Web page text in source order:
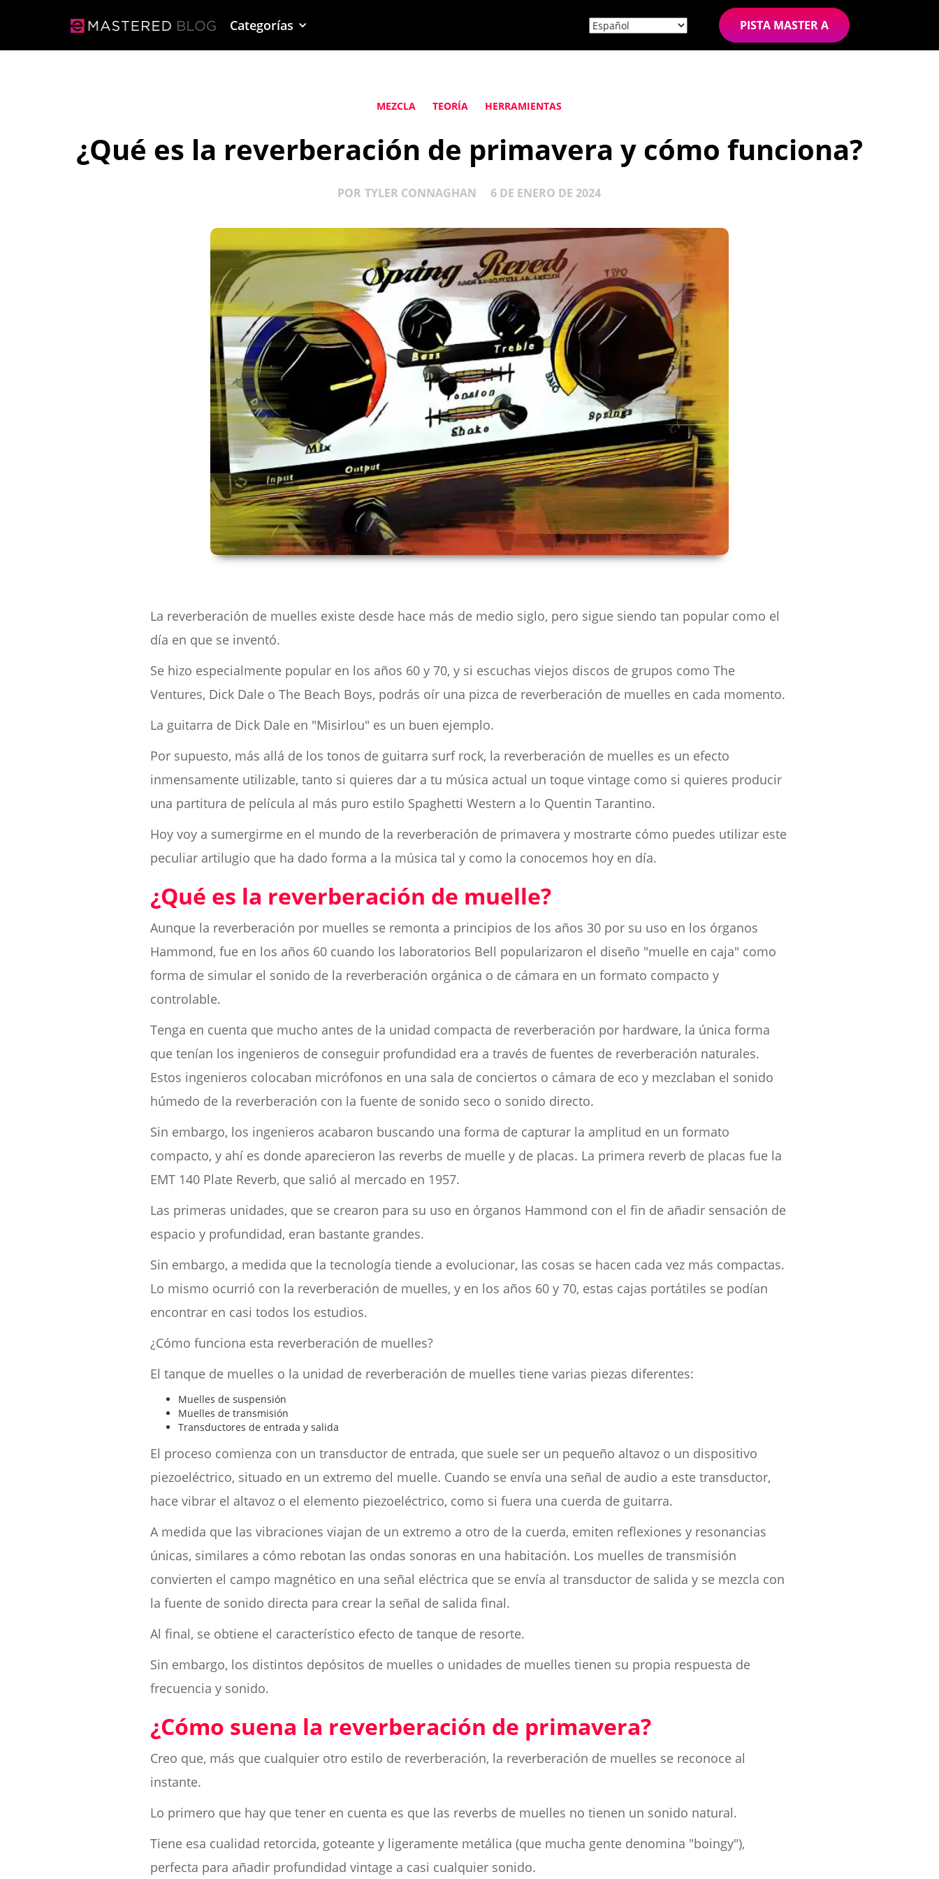
Categorías PISTA MASTER A
MEZCLA TEORÍA HERRAMIENTAS
¿Qué es la reverberación de primavera y cómo funciona?
POR TYLER CONNAGHAN 6 DE ENERO DE 2024
La reverberación de muelles existe desde hace más de medio siglo, pero sigue siendo tan popular como el
día en que se inventó.
Se hizo especialmente popular en los años 60 y 70, y si escuchas viejos discos de grupos como The
Ventures, Dick Dale o The Beach Boys, podrás oír una pizca de reverberación de muelles en cada momento.
La guitarra de Dick Dale en "Misirlou" es un buen ejemplo.
Por supuesto, más allá de los tonos de guitarra surf rock, la reverberación de muelles es un efecto
inmensamente utilizable, tanto si quieres dar a tu música actual un toque vintage como si quieres producir
una partitura de película al más puro estilo Spaghetti Western a lo Quentin Tarantino.
Hoy voy a sumergirme en el mundo de la reverberación de primavera y mostrarte cómo puedes utilizar este
peculiar artilugio que ha dado forma a la música tal y como la conocemos hoy en día.
¿Qué es la reverberación de muelle?
Aunque la reverberación por muelles se remonta a principios de los años 30 por su uso en los órganos
Hammond, fue en los años 60 cuando los laboratorios Bell popularizaron el diseño "muelle en caja" como
forma de simular el sonido de la reverberación orgánica o de cámara en un formato compacto y
controlable.
Tenga en cuenta que mucho antes de la unidad compacta de reverberación por hardware, la única forma
que tenían los ingenieros de conseguir profundidad era a través de fuentes de reverberación naturales.
Estos ingenieros colocaban micrófonos en una sala de conciertos o cámara de eco y mezclaban el sonido
húmedo de la reverberación con la fuente de sonido seco o sonido directo.
Sin embargo, los ingenieros acabaron buscando una forma de capturar la amplitud en un formato
compacto, y ahí es donde aparecieron las reverbs de muelle y de placas. La primera reverb de placas fue la
EMT 140 Plate Reverb, que salió al mercado en 1957.
Las primeras unidades, que se crearon para su uso en órganos Hammond con el fin de añadir sensación de
espacio y profundidad, eran bastante grandes.
Sin embargo, a medida que la tecnología tiende a evolucionar, las cosas se hacen cada vez más compactas.
Lo mismo ocurrió con la reverberación de muelles, y en los años 60 y 70, estas cajas portátiles se podían
encontrar en casi todos los estudios.
¿Cómo funciona esta reverberación de muelles?
El tanque de muelles o la unidad de reverberación de muelles tiene varias piezas diferentes:
Muelles de suspensión
Muelles de transmisión
Transductores de entrada y salida
El proceso comienza con un transductor de entrada, que suele ser un pequeño altavoz o un dispositivo
piezoeléctrico, situado en un extremo del muelle. Cuando se envía una señal de audio a este transductor,
hace vibrar el altavoz o el elemento piezoeléctrico, como si fuera una cuerda de guitarra.
A medida que las vibraciones viajan de un extremo a otro de la cuerda, emiten reflexiones y resonancias
únicas, similares a cómo rebotan las ondas sonoras en una habitación. Los muelles de transmisión
convierten el campo magnético en una señal eléctrica que se envía al transductor de salida y se mezcla con
la fuente de sonido directa para crear la señal de salida final.
Al final, se obtiene el característico efecto de tanque de resorte.
Sin embargo, los distintos depósitos de muelles o unidades de muelles tienen su propia respuesta de
frecuencia y sonido.
¿Cómo suena la reverberación de primavera?
Creo que, más que cualquier otro estilo de reverberación, la reverberación de muelles se reconoce al
instante.
Lo primero que hay que tener en cuenta es que las reverbs de muelles no tienen un sonido natural.
Tiene esa cualidad retorcida, goteante y ligeramente metálica (que mucha gente denomina "boingy"),
perfecta para añadir profundidad vintage a casi cualquier sonido.